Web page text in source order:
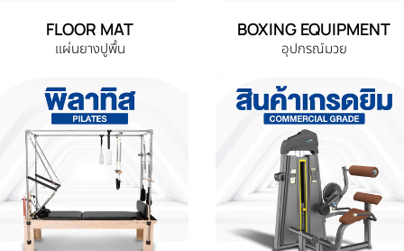
FLOOR MAT
แผ่นยางปูพื้น
BOXING EQUIPMENT
อุปกรณ์มวย